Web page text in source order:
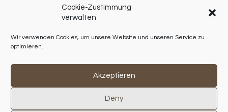
Cookie-Zustimmung
verwalten
Wir verwenden Cookies, um unsere Website und unseren Service zu
optimieren.
Akzeptieren
Deny
Rechtsbeistand
Testimonials
Verwaltungsservice
DVS intermedia S.L.